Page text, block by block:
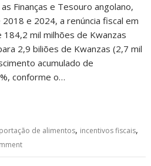
Finanças e Tesouro angolano,
e 2024, a renúncia fiscal em
184,2 mil milhões de Kwanzas
2,9 biliões de Kwanzas (2,7 mil
acumulado de
conforme o…
de alimentos, incentivos fiscais,